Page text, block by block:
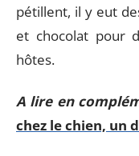
pétillent, il y eut
et chocolat pour
hôtes.
A lire en
chez le chien, un